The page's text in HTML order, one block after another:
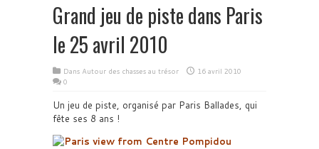
Grand jeu de piste dans Paris
le 25 avril 2010
Dans Autour des chasses au trésor
16 avril 2010
0
Un jeu de piste, organisé par Paris Ballades, qui
fête ses 8 ans !